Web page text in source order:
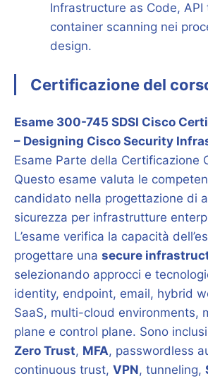
Infrastructure as Code, API
container scanning nei
design.
Certificazione del
Esame 300-745 SDSI Cisco
– Designing Cisco Security
Esame Parte della Certificazione
Questo esame valuta le
candidato nella progettazione di
sicurezza per infrastrutture
L’esame verifica la capacità
progettare una secure
selezionando approcci e
identity, endpoint, email, hybrid
SaaS, multi-cloud environments,
plane e control plane. Sono
Zero Trust, MFA, passwordless
continuous trust, VPN, tunneling,